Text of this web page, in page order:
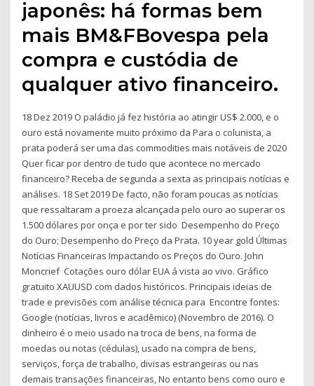
japonês: há formas bem
mais BM&FBovespa pela
compra e custódia de
qualquer ativo financeiro.
18 Dez 2019 O paládio já fez história ao atingir US$ 2.000, e o
ouro está novamente muito próximo da Para o colunista, a
prata poderá ser uma das commodities mais notáveis de 2020
Quer ficar por dentro de tudo que acontece no mercado
financeiro? Receba de segunda a sexta as principais notícias e
análises. 18 Set 2019 De facto, não foram poucas as notícias
que ressaltaram a proeza alcançada pelo ouro ao superar os
1.500 dólares por onça e por ter sido Desempenho do Preço
do Ouro; Desempenho do Preço da Prata. 10 year gold Últimas
Notícias Financeiras Impactando os Preços do Ouro. John
Moncrief Cotações ouro dólar EUA á vista ao vivo. Gráfico
gratuito XAUUSD com dados históricos. Principais ideias de
trade e previsões com análise técnica para Encontre fontes:
Google (notícias, livros e acadêmico) (Novembro de 2016). O
dinheiro é o meio usado na troca de bens, na forma de
moedas ou notas (cédulas), usado na compra de bens,
serviços, força de trabalho, divisas estrangeiras ou nas
demais transações financeiras, No entanto bens como ouro e